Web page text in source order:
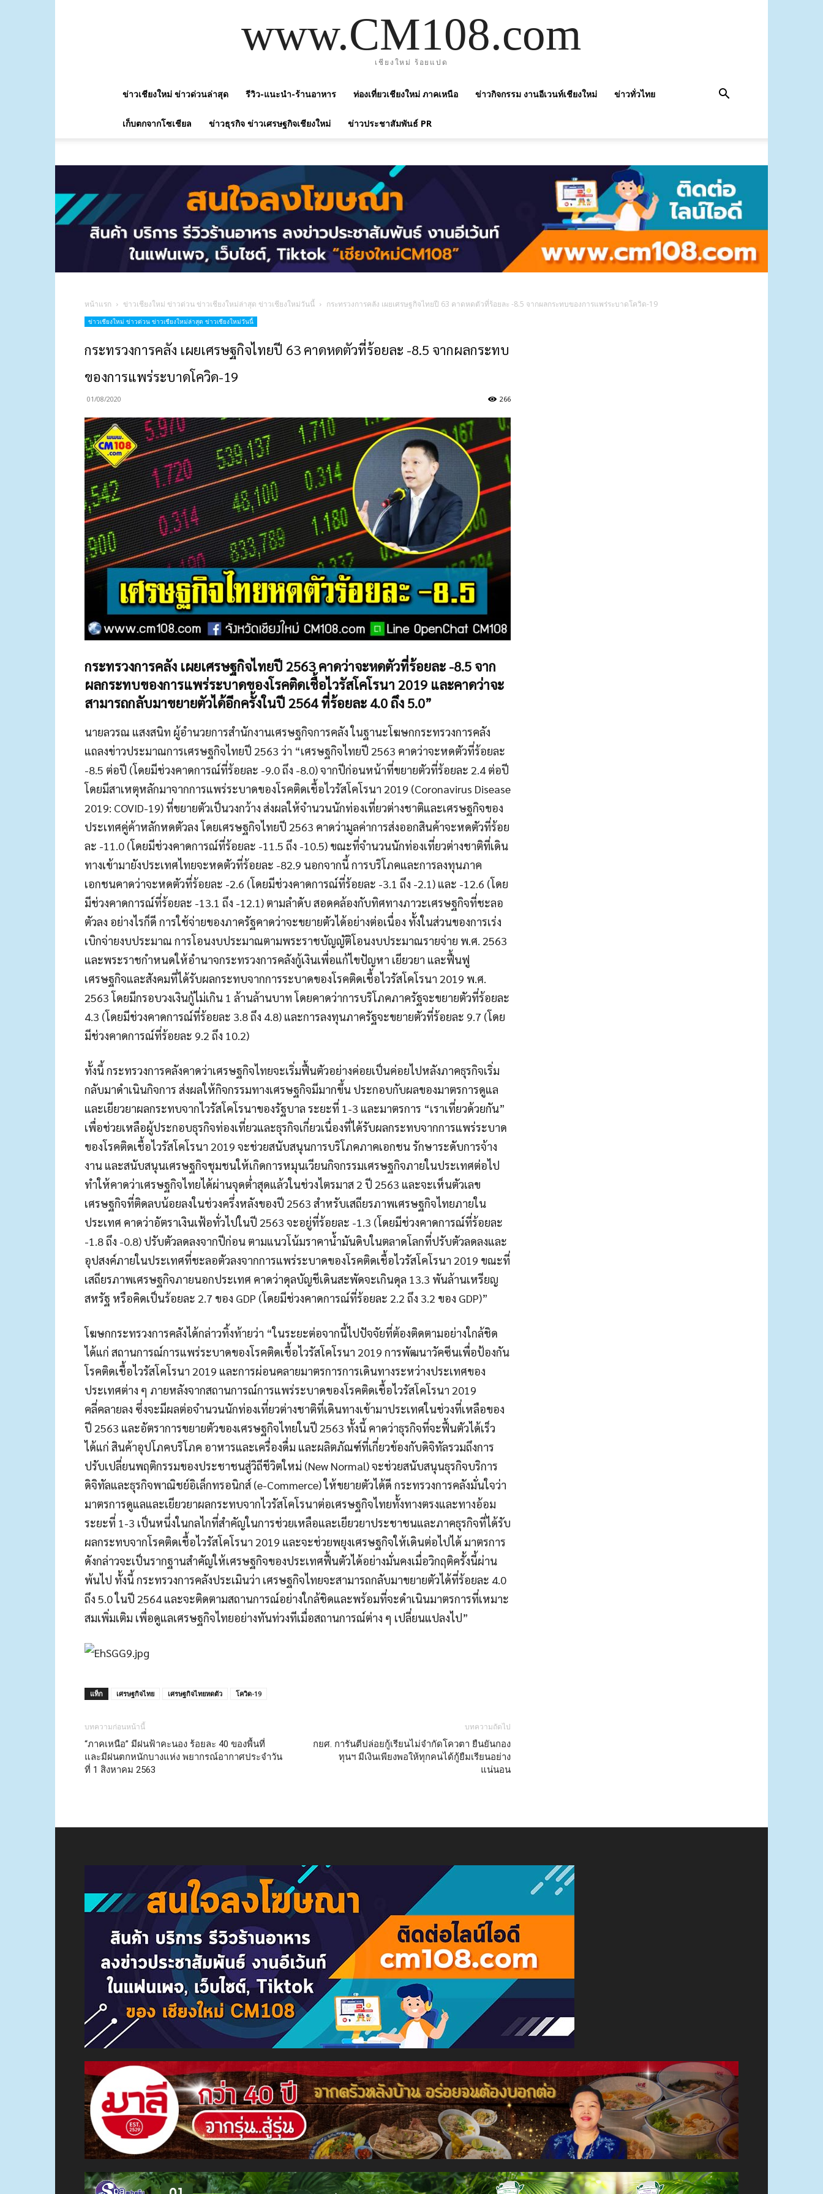
www.CM108.com
เชียงใหม่ ร้อยแปด
ข่าวเชียงใหม่ ข่าวด่วนล่าสุด รีวิว-แนะนำ-ร้านอาหาร ท่องเที่ยวเชียงใหม่ ภาคเหนือ ข่าวกิจกรรม งานอีเวนท์เชียงใหม่ ข่าวทั่วไทย
เก็บตกจากโซเชียล ข่าวธุรกิจ ข่าวเศรษฐกิจเชียงใหม่ ข่าวประชาสัมพันธ์ PR
หน้าแรก ข่าวเชียงใหม่ ข่าวด่วน ข่าวเชียงใหม่ล่าสุด ข่าวเชียงใหม่วันนี้ กระทรวงการคลัง เผยเศรษฐกิจไทยปี 63 คาดหดตัวที่ร้อยละ -8.5 จากผลกระทบของการแพร่ระบาดโควิด-19
ข่าวเชียงใหม่ ข่าวด่วน ข่าวเชียงใหม่ล่าสุด ข่าวเชียงใหม่วันนี้
กระทรวงการคลัง เผยเศรษฐกิจไทยปี 63 คาดหดตัวที่ร้อยละ -8.5 จากผลกระทบ
ของการแพร่ระบาดโควิด-19
01/08/2020 266
กระทรวงการคลัง เผยเศรษฐกิจไทยปี 2563 คาดว่าจะหดตัวที่ร้อยละ -8.5 จาก
ผลกระทบของการแพร่ระบาดของโรคติดเชื้อไวรัสโคโรนา 2019 และคาดว่าจะ
สามารถกลับมาขยายตัวได้อีกครั้งในปี 2564 ที่ร้อยละ 4.0 ถึง 5.0”
นายลวรณ แสงสนิท ผู้อำนวยการสำนักงานเศรษฐกิจการคลัง ในฐานะโฆษกกระทรวงการคลัง
แถลงข่าวประมาณการเศรษฐกิจไทยปี 2563 ว่า “เศรษฐกิจไทยปี 2563 คาดว่าจะหดตัวที่ร้อยละ
-8.5 ต่อปี (โดยมีช่วงคาดการณ์ที่ร้อยละ -9.0 ถึง -8.0) จากปีก่อนหน้าที่ขยายตัวที่ร้อยละ 2.4 ต่อปี
โดยมีสาเหตุหลักมาจากการแพร่ระบาดของโรคติดเชื้อไวรัสโคโรนา 2019 (Coronavirus Disease
2019: COVID-19) ที่ขยายตัวเป็นวงกว้าง ส่งผลให้จำนวนนักท่องเที่ยวต่างชาติและเศรษฐกิจของ
ประเทศคู่ค้าหลักหดตัวลง โดยเศรษฐกิจไทยปี 2563 คาดว่ามูลค่าการส่งออกสินค้าจะหดตัวที่ร้อย
ละ -11.0 (โดยมีช่วงคาดการณ์ที่ร้อยละ -11.5 ถึง -10.5) ขณะที่จำนวนนักท่องเที่ยวต่างชาติที่เดิน
ทางเข้ามายังประเทศไทยจะหดตัวที่ร้อยละ -82.9 นอกจากนี้ การบริโภคและการลงทุนภาค
เอกชนคาดว่าจะหดตัวที่ร้อยละ -2.6 (โดยมีช่วงคาดการณ์ที่ร้อยละ -3.1 ถึง -2.1) และ -12.6 (โดย
มีช่วงคาดการณ์ที่ร้อยละ -13.1 ถึง -12.1) ตามลำดับ สอดคล้องกับทิศทางภาวะเศรษฐกิจที่ชะลอ
ตัวลง อย่างไรก็ดี การใช้จ่ายของภาครัฐคาดว่าจะขยายตัวได้อย่างต่อเนื่อง ทั้งในส่วนของการเร่ง
เบิกจ่ายงบประมาณ การโอนงบประมาณตามพระราชบัญญัติโอนงบประมาณรายจ่าย พ.ศ. 2563
และพระราชกำหนดให้อำนาจกระทรวงการคลังกู้เงินเพื่อแก้ไขปัญหา เยียวยา และฟื้นฟู
เศรษฐกิจและสังคมที่ได้รับผลกระทบจากการระบาดของโรคติดเชื้อไวรัสโคโรนา 2019 พ.ศ.
2563 โดยมีกรอบวงเงินกู้ไม่เกิน 1 ล้านล้านบาท โดยคาดว่าการบริโภคภาครัฐจะขยายตัวที่ร้อยละ
4.3 (โดยมีช่วงคาดการณ์ที่ร้อยละ 3.8 ถึง 4.8) และการลงทุนภาครัฐจะขยายตัวที่ร้อยละ 9.7 (โดย
มีช่วงคาดการณ์ที่ร้อยละ 9.2 ถึง 10.2)
ทั้งนี้ กระทรวงการคลังคาดว่าเศรษฐกิจไทยจะเริ่มฟื้นตัวอย่างค่อยเป็นค่อยไปหลังภาคธุรกิจเริ่ม
กลับมาดำเนินกิจการ ส่งผลให้กิจกรรมทางเศรษฐกิจมีมากขึ้น ประกอบกับผลของมาตรการดูแล
และเยียวยาผลกระทบจากไวรัสโคโรนาของรัฐบาล ระยะที่ 1-3 และมาตรการ “เราเที่ยวด้วยกัน”
เพื่อช่วยเหลือผู้ประกอบธุรกิจท่องเที่ยวและธุรกิจเกี่ยวเนื่องที่ได้รับผลกระทบจากการแพร่ระบาด
ของโรคติดเชื้อไวรัสโคโรนา 2019 จะช่วยสนับสนุนการบริโภคภาคเอกชน รักษาระดับการจ้าง
งาน และสนับสนุนเศรษฐกิจชุมชนให้เกิดการหมุนเวียนกิจกรรมเศรษฐกิจภายในประเทศต่อไป
ทำให้คาดว่าเศรษฐกิจไทยได้ผ่านจุดต่ำสุดแล้วในช่วงไตรมาส 2 ปี 2563 และจะเห็นตัวเลข
เศรษฐกิจที่ติดลบน้อยลงในช่วงครึ่งหลังของปี 2563 สำหรับเสถียรภาพเศรษฐกิจไทยภายใน
ประเทศ คาดว่าอัตราเงินเฟ้อทั่วไปในปี 2563 จะอยู่ที่ร้อยละ -1.3 (โดยมีช่วงคาดการณ์ที่ร้อยละ
-1.8 ถึง -0.8) ปรับตัวลดลงจากปีก่อน ตามแนวโน้มราคาน้ำมันดิบในตลาดโลกที่ปรับตัวลดลงและ
อุปสงค์ภายในประเทศที่ชะลอตัวลงจากการแพร่ระบาดของโรคติดเชื้อไวรัสโคโรนา 2019 ขณะที่
เสถียรภาพเศรษฐกิจภายนอกประเทศ คาดว่าดุลบัญชีเดินสะพัดจะเกินดุล 13.3 พันล้านเหรียญ
สหรัฐ หรือคิดเป็นร้อยละ 2.7 ของ GDP (โดยมีช่วงคาดการณ์ที่ร้อยละ 2.2 ถึง 3.2 ของ GDP)”
โฆษกกระทรวงการคลังได้กล่าวทิ้งท้ายว่า “ในระยะต่อจากนี้ไปปัจจัยที่ต้องติดตามอย่างใกล้ชิด
ได้แก่ สถานการณ์การแพร่ระบาดของโรคติดเชื้อไวรัสโคโรนา 2019 การพัฒนาวัคซีนเพื่อป้องกัน
โรคติดเชื้อไวรัสโคโรนา 2019 และการผ่อนคลายมาตรการการเดินทางระหว่างประเทศของ
ประเทศต่าง ๆ ภายหลังจากสถานการณ์การแพร่ระบาดของโรคติดเชื้อไวรัสโคโรนา 2019
คลี่คลายลง ซึ่งจะมีผลต่อจำนวนนักท่องเที่ยวต่างชาติที่เดินทางเข้ามาประเทศในช่วงที่เหลือของ
ปี 2563 และอัตราการขยายตัวของเศรษฐกิจไทยในปี 2563 ทั้งนี้ คาดว่าธุรกิจที่จะฟื้นตัวได้เร็ว
ได้แก่ สินค้าอุปโภคบริโภค อาหารและเครื่องดื่ม และผลิตภัณฑ์ที่เกี่ยวข้องกับดิจิทัลรวมถึงการ
ปรับเปลี่ยนพฤติกรรมของประชาชนสู่วิถีชีวิตใหม่ (New Normal) จะช่วยสนับสนุนธุรกิจบริการ
ดิจิทัลและธุรกิจพาณิชย์อิเล็กทรอนิกส์ (e-Commerce) ให้ขยายตัวได้ดี กระทรวงการคลังมั่นใจว่า
มาตรการดูแลและเยียวยาผลกระทบจากไวรัสโคโรนาต่อเศรษฐกิจไทยทั้งทางตรงและทางอ้อม
ระยะที่ 1-3 เป็นหนึ่งในกลไกที่สำคัญในการช่วยเหลือและเยียวยาประชาชนและภาคธุรกิจที่ได้รับ
ผลกระทบจากโรคติดเชื้อไวรัสโคโรนา 2019 และจะช่วยพยุงเศรษฐกิจให้เดินต่อไปได้ มาตรการ
ดังกล่าวจะเป็นรากฐานสำคัญให้เศรษฐกิจของประเทศฟื้นตัวได้อย่างมั่นคงเมื่อวิกฤติครั้งนี้ผ่าน
พ้นไป ทั้งนี้ กระทรวงการคลังประเมินว่า เศรษฐกิจไทยจะสามารถกลับมาขยายตัวได้ที่ร้อยละ 4.0
ถึง 5.0 ในปี 2564 และจะติดตามสถานการณ์อย่างใกล้ชิดและพร้อมที่จะดำเนินมาตรการที่เหมาะ
สมเพิ่มเติม เพื่อดูแลเศรษฐกิจไทยอย่างทันท่วงทีเมื่อสถานการณ์ต่าง ๆ เปลี่ยนแปลงไป”
แท็ก เศรษฐกิจไทย เศรษฐกิจไทยหดตัว โควิด-19
บทความก่อนหน้านี้
“ภาคเหนือ” มีฝนฟ้าคะนอง ร้อยละ 40 ของพื้นที่
และมีฝนตกหนักบางแห่ง พยากรณ์อากาศประจำวัน
ที่ 1 สิงหาคม 2563
บทความถัดไป
กยศ. การันตีปล่อยกู้เรียนไม่จำกัดโควตา ยืนยันกอง
ทุนฯ มีเงินเพียงพอให้ทุกคนได้กู้ยืมเรียนอย่าง
แน่นอน